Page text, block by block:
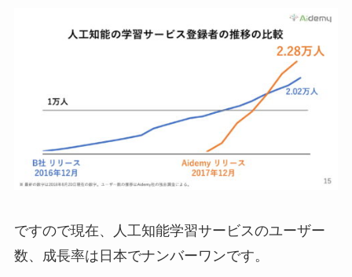
ですので現在、人工知能学習サービスのユーザー
数、成長率は日本でナンバーワンです。